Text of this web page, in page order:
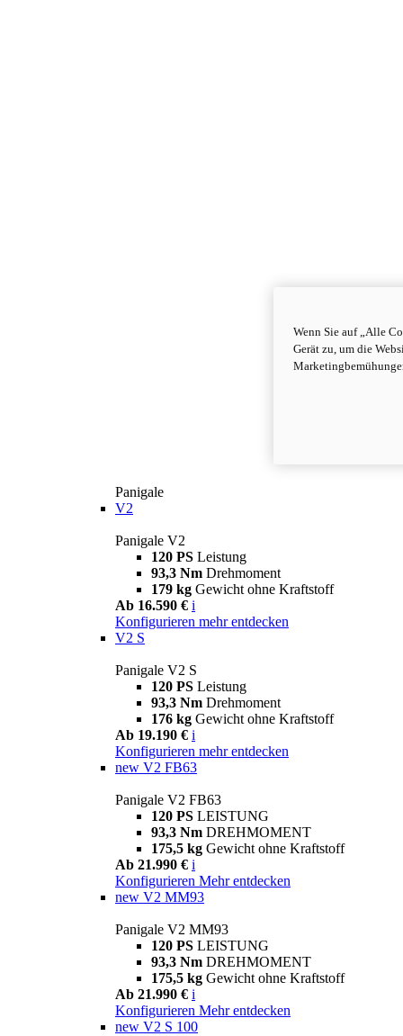
Panigale
V2
Panigale V2
120 PS Leistung
93,3 Nm Drehmoment
179 kg Gewicht ohne Kraftstoff
Ab 16.590 € i
Konfigurieren mehr entdecken
V2 S
Panigale V2 S
120 PS Leistung
93,3 Nm Drehmoment
176 kg Gewicht ohne Kraftstoff
Ab 19.190 € i
Konfigurieren mehr entdecken
new V2 FB63
Panigale V2 FB63
120 PS LEISTUNG
93,3 Nm DREHMOMENT
175,5 kg Gewicht ohne Kraftstoff
Ab 21.990 € i
Konfigurieren Mehr entdecken
new V2 MM93
Panigale V2 MM93
120 PS LEISTUNG
93,3 Nm DREHMOMENT
175,5 kg Gewicht ohne Kraftstoff
Ab 21.990 € i
Konfigurieren Mehr entdecken
new V2 S 100
Wenn Sie auf „Alle
Gerät zu, um die